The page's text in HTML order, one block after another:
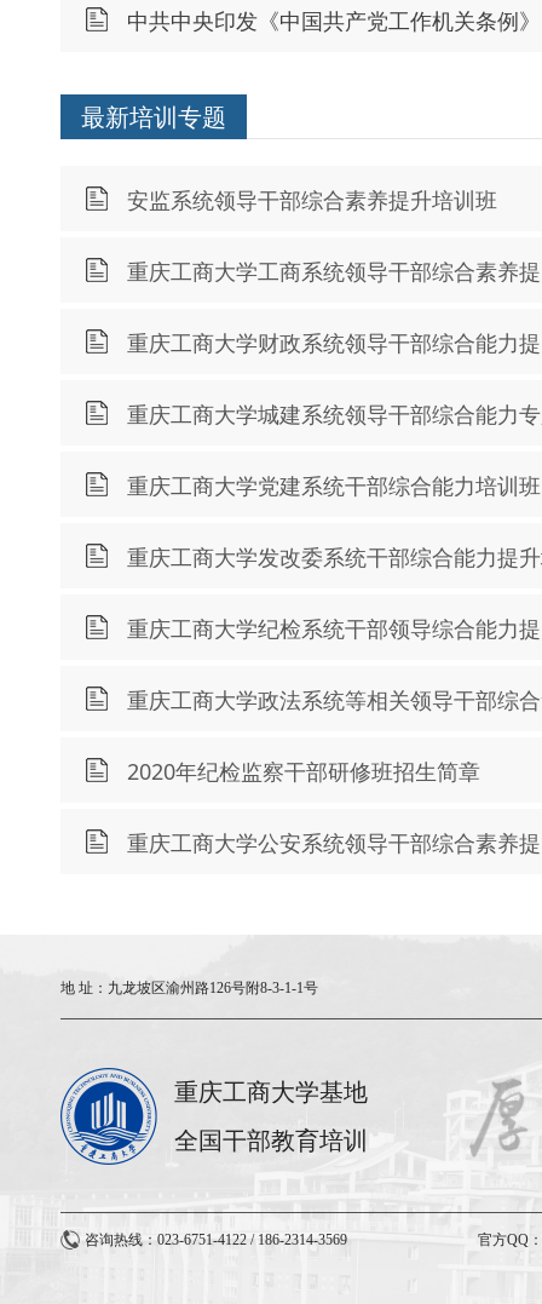
中共中央印发《中国共产党工作机关条例》
最新培训专题
安监系统领导干部综合素养提升培训班
重庆工商大学工商系统领导干部综合素养
重庆工商大学财政系统领导干部综合能力
重庆工商大学城建系统领导干部综合能力
重庆工商大学党建系统干部综合能力培训班
重庆工商大学发改委系统干部综合能力提
重庆工商大学纪检系统干部领导综合能力
重庆工商大学政法系统等相关领导干部综
2020年纪检监察干部研修班招生简章
重庆工商大学公安系统领导干部综合素养
地 址： 九龙坡区渝州路126号附8-3-1-1号
重庆工商大学基地
全国干部教育培训
咨询热线：023-6751-4122 / 186-2314-3569 官方QQ